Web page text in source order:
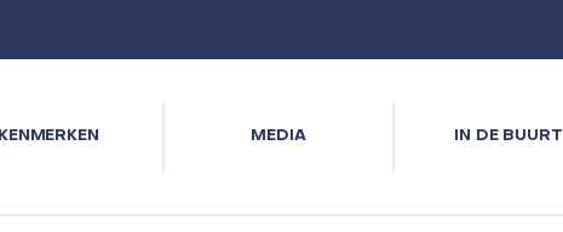
KENMERKEN MEDIA IN DE BUURT